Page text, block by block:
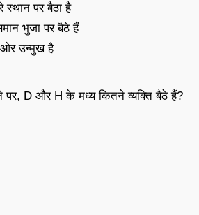
पर बैठा है
भुजा पर बैठे हैं
उन्मुख है
पर, D और H के मध्य कितने व्यक्ति बैठे हैं?